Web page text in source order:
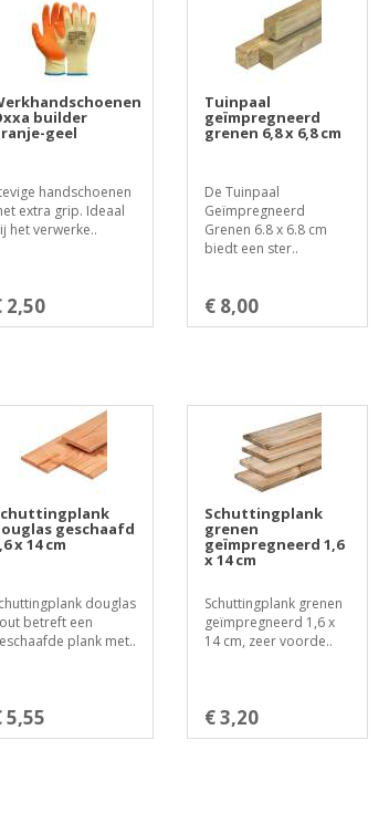
builder
geel
handschoenen
extra grip. Ideaal
het verwerke..
2,50
Tuinpaal
geïmpregneerd
grenen 6,8 x 6,8 cm
De Tuinpaal
Geïmpregneerd
Grenen 6.8 x 6.8 cm
biedt een ster..
€ 8,00
geschaafd
x 14 cm
douglas
betreft een
plank met..
5,55
Schuttingplank
grenen
geïmpregneerd 1,6
x 14 cm
Schuttingplank grenen
geïmpregneerd 1,6 x
14 cm, zeer voorde..
€ 3,20